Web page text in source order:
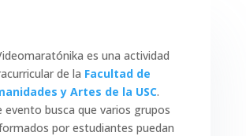
es una actividad
de la Facultad de
y Artes de la USC.
evento busca que varios grupos
por estudiantes puedan